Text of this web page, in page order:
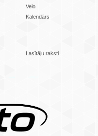
Velo
Kalendārs
Lasītāju raksti